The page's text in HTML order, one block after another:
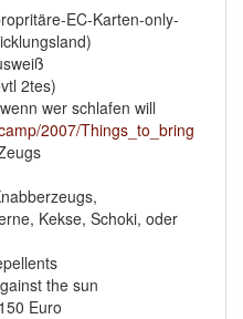
EC-Karten-only-
2tes)
wer schlafen will
2007/Things_to_bring
Kekse, Schoki, oder
the sun
Euro